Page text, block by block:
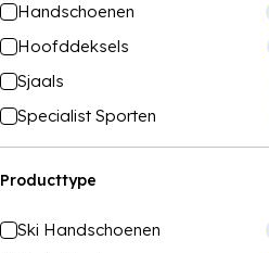
Handschoenen
Hoofddeksels
Sjaals
Specialist Sporten
Producttype
Ski Handschoenen